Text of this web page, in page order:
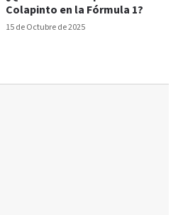
15 de Octubre de 2025
Colapinto en la Fórmula 1?